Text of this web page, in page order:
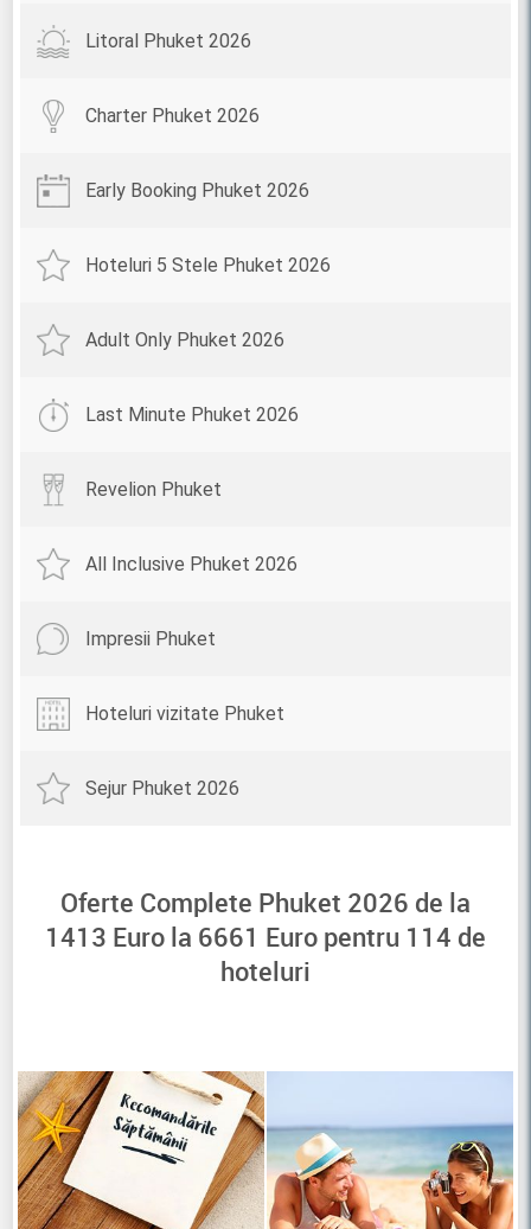
Litoral Phuket 2026
Charter Phuket 2026
Early Booking Phuket 2026
Hoteluri 5 Stele Phuket 2026
Adult Only Phuket 2026
Last Minute Phuket 2026
Revelion Phuket
All Inclusive Phuket 2026
Impresii Phuket
Hoteluri vizitate Phuket
Sejur Phuket 2026
Oferte Complete Phuket 2026 de la
1413 Euro la 6661 Euro pentru 114 de
hoteluri